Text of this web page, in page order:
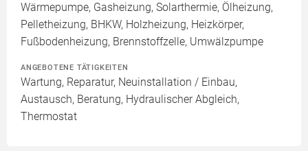
Wärmepumpe, Gasheizung, Solarthermie, Ölheizung,
Pelletheizung, BHKW, Holzheizung, Heizkörper,
Fußbodenheizung, Brennstoffzelle, Umwälzpumpe
ANGEBOTENE TÄTIGKEITEN
Wartung, Reparatur, Neuinstallation / Einbau,
Austausch, Beratung, Hydraulischer Abgleich,
Thermostat